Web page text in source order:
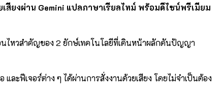
ยงผ่าน Gemini แปลภาษาเรียลไทม์ พร้อมดีไซน์พรีเมียม
นไหวสำคัญของ 2 ยักษ์เทคโนโลยีที่เดินหน้าผลักดันปัญญา
และฟีเจอร์ต่าง ๆ ได้ผ่านการสั่งงานด้วยเสียง โดยไม่จำเป็นต้อง